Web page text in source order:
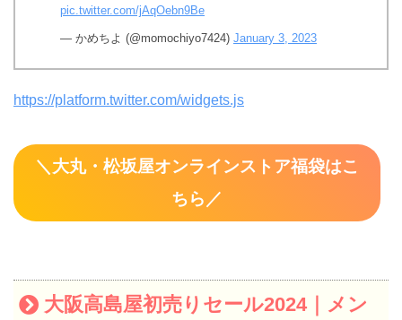
pic.twitter.com/jAqOebn9Be
— かめちよ (@momochiyo7424) January 3, 2023
https://platform.twitter.com/widgets.js
＼ 大丸・松坂屋オンラインストア福袋はこ
ちら／
大阪高島屋初売りセール2024｜メン